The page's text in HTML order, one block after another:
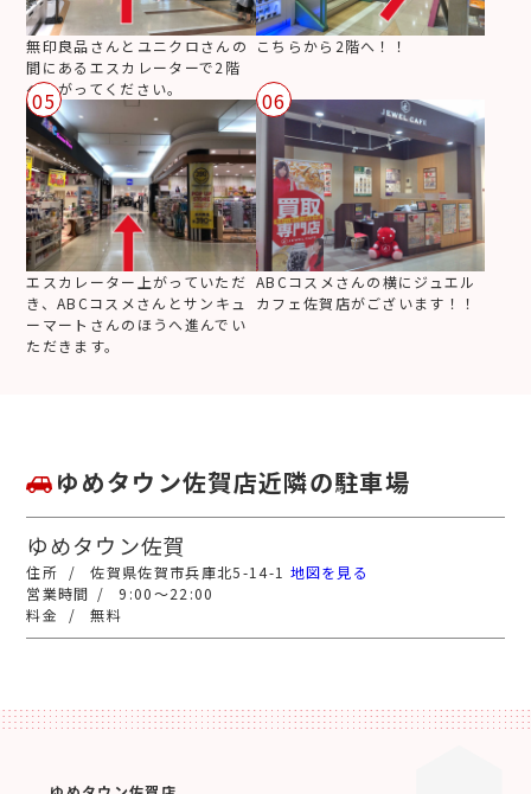
無印良品さんとユニクロさんの
間にあるエスカレーターで2階
へ上がってください。
こちらから2階へ！！
05
エスカレーター上がっていただ
き、ABCコスメさんとサンキュ
ーマートさんのほうへ進んでい
ただきます。
06
ABCコスメさんの横にジュエル
カフェ佐賀店がございます！！
ゆめタウン佐賀店近隣の駐車場
ゆめタウン佐賀
佐賀県佐賀市兵庫北5-14-1 地図を見る
9:00～22:00
無料